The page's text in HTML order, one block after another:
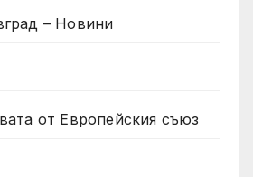
– Новини
от Европейския съюз